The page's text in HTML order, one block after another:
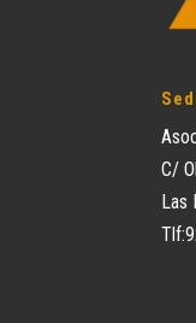
C/
Las